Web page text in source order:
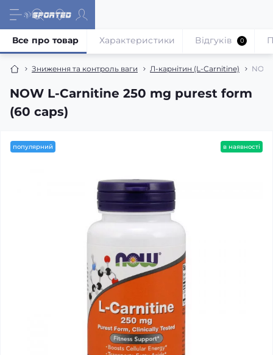
Зниження та контроль ваги Л-карнітин (L-Carnitine)
NOW L-Carnitine 250 mg purest form
(60 caps)
Все про товар Характеристики Відгуків 0
популярний в наявності